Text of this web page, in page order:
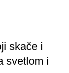
skače i
svetlom i